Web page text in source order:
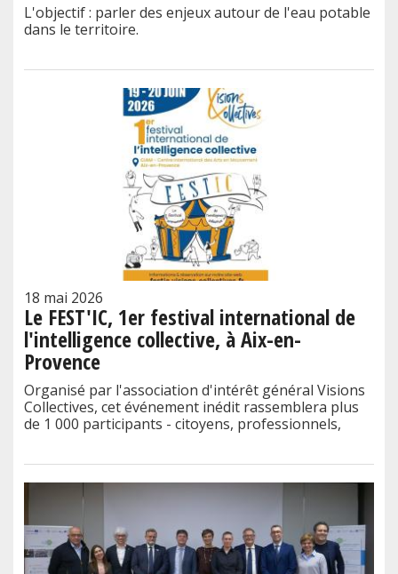
L'objectif : parler des enjeux autour de l'eau potable
dans le territoire.
18 mai 2026
Le FEST'IC, 1er festival international de
l'intelligence collective, à Aix-en-
Provence
Organisé par l'association d'intérêt général Visions
Collectives, cet événement inédit rassemblera plus
de 1 000 participants - citoyens, professionnels,